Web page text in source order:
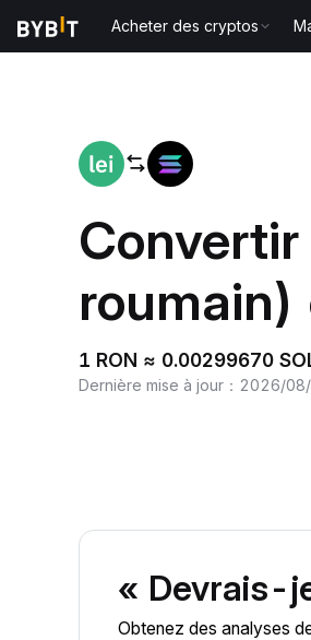
Acheter des cryptos
roumain)
1 RON ≈ 0.00299670
Dernière mise à jour ： 2026/08/
« Devrais-
Obtenez des analyses